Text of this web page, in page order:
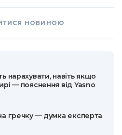
НОВИНОЮ
нарахувати, навіть якщо
— пояснення від Yasno
гречку — думка експерта